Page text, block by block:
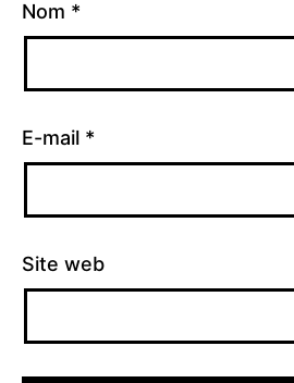
Nom *
E-mail *
Site web